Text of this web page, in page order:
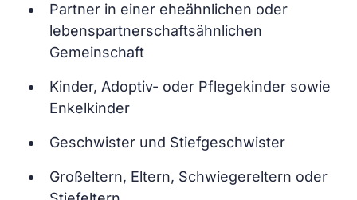
Partner in einer eheähnlichen oder
lebenspartnerschaftsähnlichen
Gemeinschaft
Kinder, Adoptiv- oder Pflegekinder sowie
Enkelkinder
Geschwister und Stiefgeschwister
Großeltern, Eltern, Schwiegereltern oder